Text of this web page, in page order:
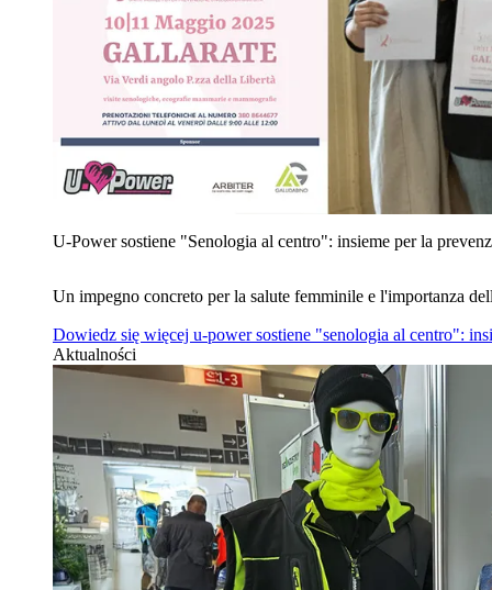
U‑Power sostiene "Senologia al centro": insieme per la
Un impegno concreto per la salute femminile e l'importanza
Dowiedz się więcej u‑power sostiene "senologia al centro":
Aktualności